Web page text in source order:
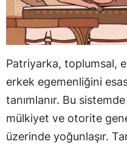
Patriyarka, toplumsal,
erkek egemenliğini
tanımlanır. Bu
mülkiyet ve otorite
üzerinde yoğunlaşır.